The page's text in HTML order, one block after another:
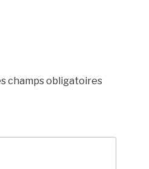
champs obligatoires